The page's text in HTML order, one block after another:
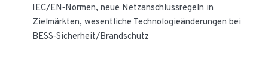
IEC/EN‑Normen, neue Netzanschlussregeln in
Zielmärkten, wesentliche Technologieänderungen bei
BESS‑Sicherheit/Brandschutz